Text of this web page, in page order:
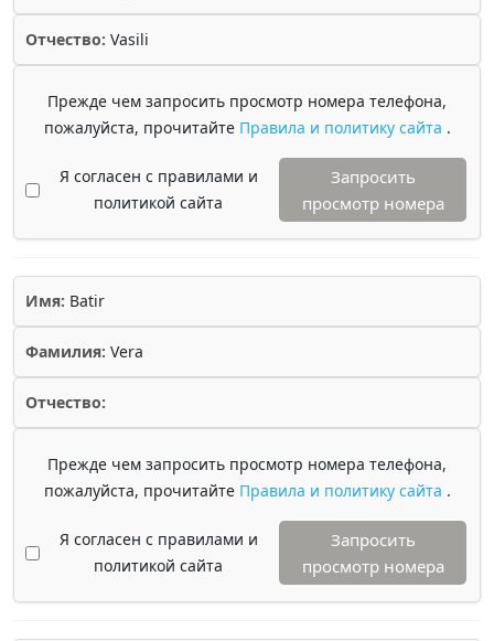
Отчество: Vasili
Прежде чем запросить просмотр номера телефона,
пожалуйста, прочитайте Правила и политику сайта .
Я согласен с правилами и
политикой сайта
Запросить
просмотр номера
Имя: Batir
Фамилия: Vera
Отчество:
Прежде чем запросить просмотр номера телефона,
пожалуйста, прочитайте Правила и политику сайта .
Я согласен с правилами и
политикой сайта
Запросить
просмотр номера